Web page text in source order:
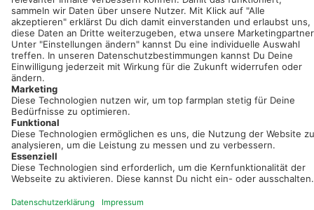
einfach und bequem!
Kostenlos registrieren & sofort starten